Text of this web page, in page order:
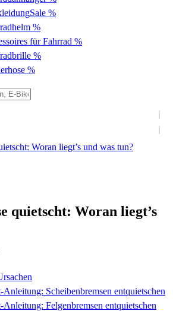
Sale %
%
für Fahrrad %
%
%
Woran liegt’s und was tun?
quietscht: Woran liegt’s
Scheibenbremsen entquietschen
Felgenbremsen entquietschen